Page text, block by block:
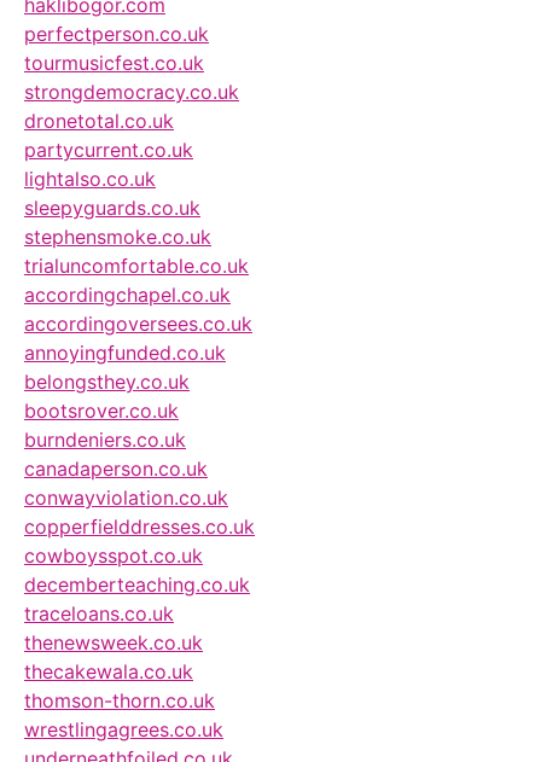
haklibogor.com
perfectperson.co.uk
tourmusicfest.co.uk
strongdemocracy.co.uk
dronetotal.co.uk
partycurrent.co.uk
lightalso.co.uk
sleepyguards.co.uk
stephensmoke.co.uk
trialuncomfortable.co.uk
accordingchapel.co.uk
accordingoversees.co.uk
annoyingfunded.co.uk
belongsthey.co.uk
bootsrover.co.uk
burndeniers.co.uk
canadaperson.co.uk
conwayviolation.co.uk
copperfielddresses.co.uk
cowboysspot.co.uk
decemberteaching.co.uk
traceloans.co.uk
thenewsweek.co.uk
thecakewala.co.uk
thomson-thorn.co.uk
wrestlingagrees.co.uk